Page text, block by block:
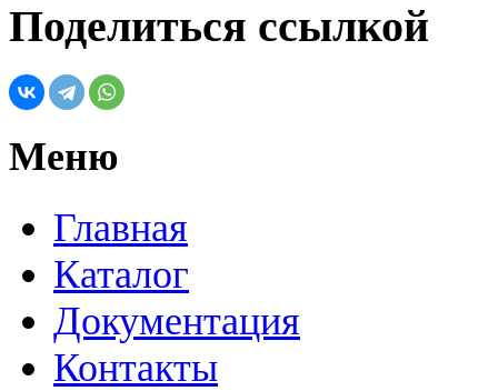
Поделиться ссылкой
Меню
Главная
Каталог
Документация
Контакты